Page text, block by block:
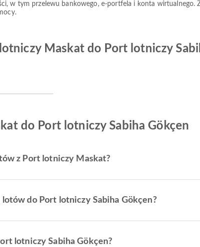
w tym przelewu bankowego, e-portfela i konta wirtualnego.
Maskat do Port lotniczy
do Port lotniczy Sabiha Gökçen
z Port lotniczy Maskat?
do Port lotniczy Sabiha Gökçen?
lotniczy Sabiha Gökçen?